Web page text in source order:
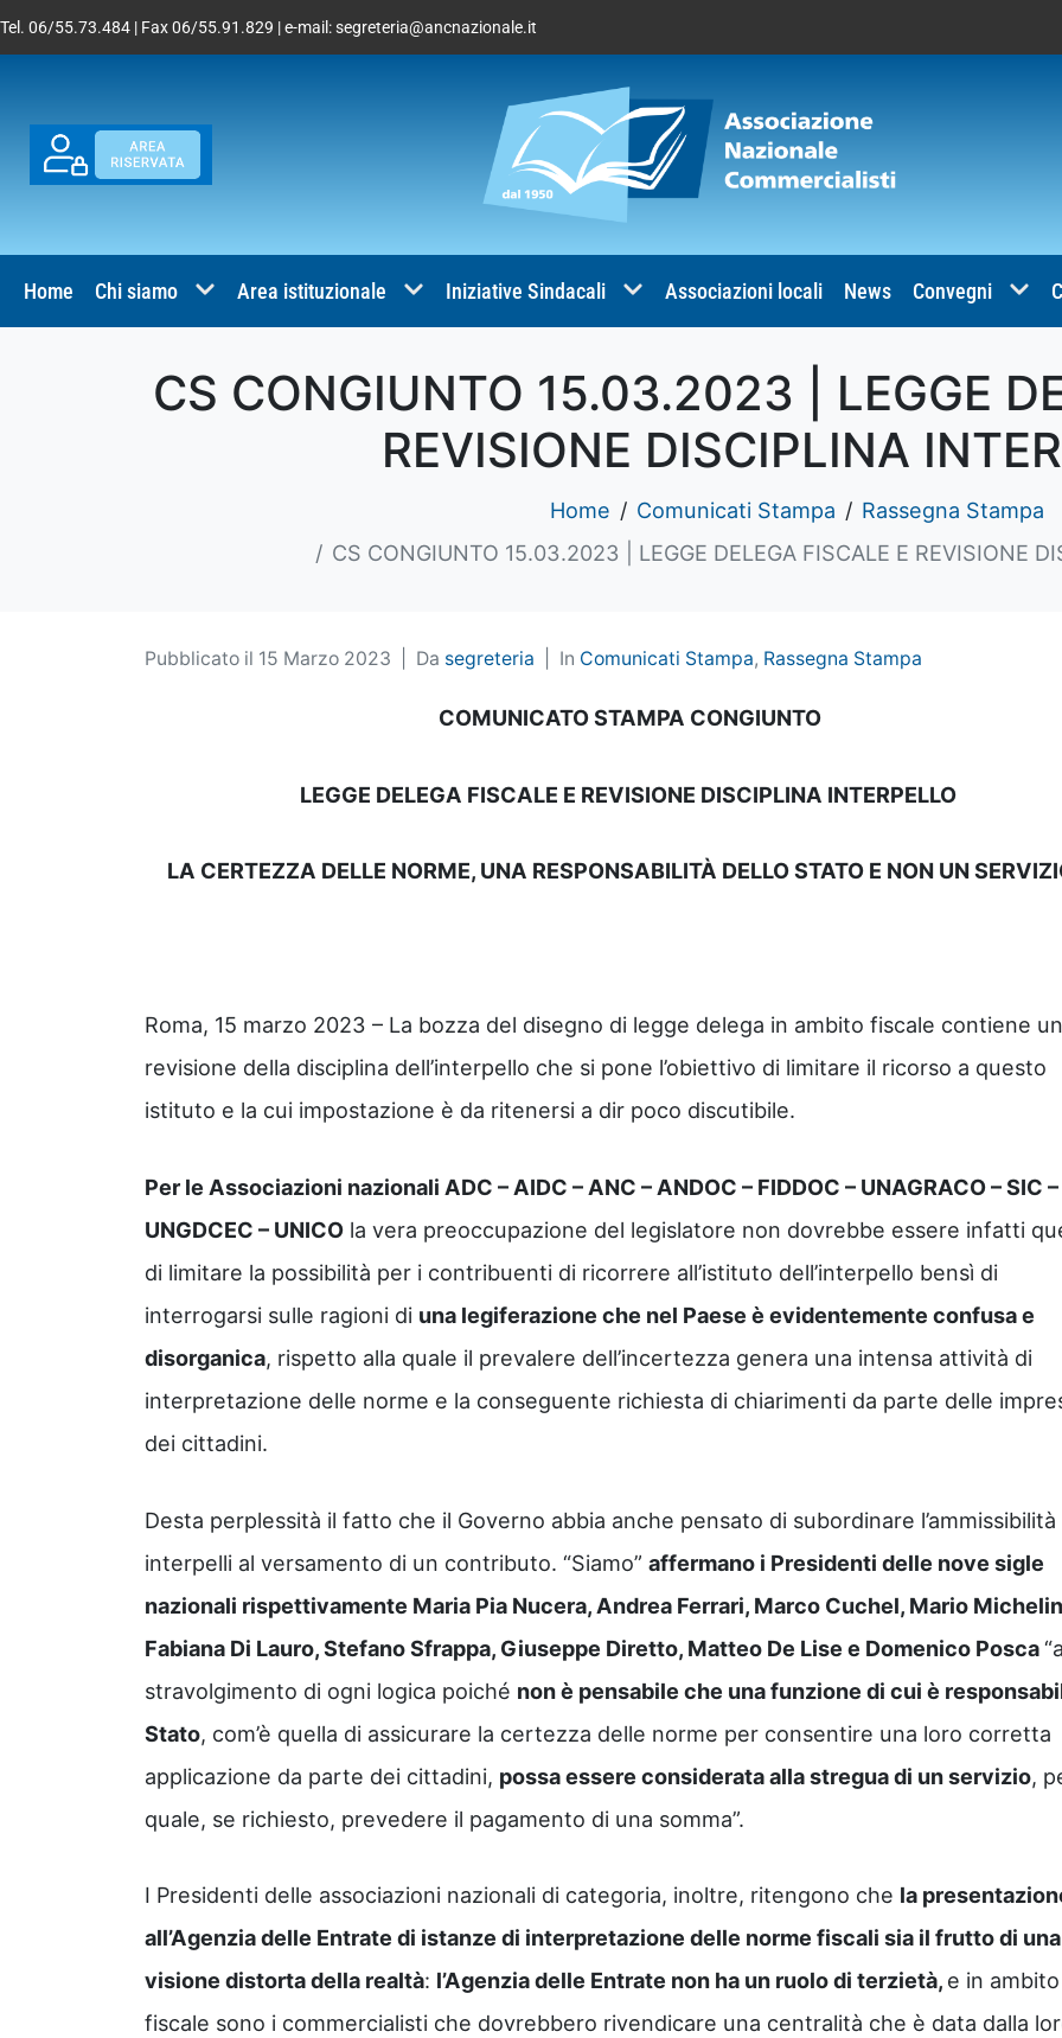
Tel. 06/55.73.484 | Fax 06/55.91.829 | e-mail:segreteria@ancnazionale.it
Home Chi siamo Area istituzionale Iniziative Sindacali Associazioni locali News Convegni
CS CONGIUNTO 15.03.2023 | LEGGE
REVISIONE DISCIPLINA
Home Comunicati Stampa
Rassegna Stampa
CS CONGIUNTO 15.03.2023 | LEGGE DELEGA FISCALE E REVISIONE
Pubblicato il 15 Marzo 2023 Da segreteria In Comunicati Stampa, Rassegna Stampa
COMUNICATO STAMPA CONGIUNTO
LEGGE DELEGA FISCALE E REVISIONE DISCIPLINA INTERPELLO
LA CERTEZZA DELLE NORME, UNA RESPONSABILITÀ DELLO STATO E NON UN
Roma, 15 marzo 2023 – La bozza del disegno di legge delega in ambito fiscale contiene
revisione della disciplina dell’interpello che si pone l’obiettivo di limitare il ricorso a questo
istituto e la cui impostazione è da ritenersi a dir poco discutibile.
Per le Associazioni nazionali ADC – AIDC – ANC – ANDOC – FIDDOC – UNAGRACO – SIC –
UNGDCEC – UNICO la vera preoccupazione del legislatore non dovrebbe essere infatti
di limitare la possibilità per i contribuenti di ricorrere all’istituto dell’interpello bensì di
interrogarsi sulle ragioni di una legiferazione che nel Paese è evidentemente confusa e
disorganica, rispetto alla quale il prevalere dell’incertezza genera una intensa attività di
interpretazione delle norme e la conseguente richiesta di chiarimenti da parte delle
dei cittadini.
Desta perplessità il fatto che il Governo abbia anche pensato di subordinare
interpelli al versamento di un contributo. “Siamo” affermano i Presidenti delle nove sigle
nazionali rispettivamente Maria Pia Nucera, Andrea Ferrari, Marco Cuchel, Mario
Fabiana Di Lauro, Stefano Sfrappa, Giuseppe Diretto, Matteo De Lise e Domenico Posca
stravolgimento di ogni logica poiché non è pensabile che una funzione di cui è
Stato, com’è quella di assicurare la certezza delle norme per consentire una loro corretta
applicazione da parte dei cittadini, possa essere considerata alla stregua di un servizio,
quale, se richiesto, prevedere il pagamento di una somma”.
I Presidenti delle associazioni nazionali di categoria, inoltre, ritengono che la
all’Agenzia delle Entrate di istanze di interpretazione delle norme fiscali sia il frutto di una
visione distorta della realtà: l’Agenzia delle Entrate non ha un ruolo di terzietà, e in ambito
fiscale sono i commercialisti che dovrebbero rivendicare una centralità che è data dalla